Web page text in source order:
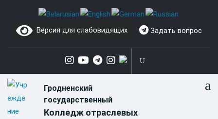
content
Версия для слабовидящих Задать вопрос
Гродненский
государственный
Колледж отраслевых